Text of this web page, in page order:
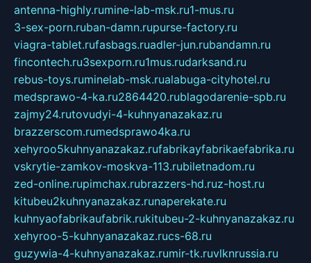
antenna-highly.rumine-lab-msk.ru1-mus.ru
3-sex-porn.ruban-damn.rupurse-factory.ru
viagra-tablet.rufasbags.ruadler-jun.rubandamn.ru
fincontech.ru3sexporn.ru1mus.rudarksand.ru
rebus-toys.ruminelab-msk.rualabuga-cityhotel.ru
medsprawo-4-ka.ru2864420.rublagodarenie-spb.ru
zajmy24.rutovudyi-4-kuhnyanazakaz.ru
brazzerscom.rumedsprawo4ka.ru
xehyroo5kuhnyanazakaz.rufabrikayfabrikaefabrika.ru
vskrytie-zamkov-moskva-113.rubiletnadom.ru
zed-online.rupimchax.rubrazzers-hd.ruz-host.ru
kitubeu2kuhnyanazakaz.runaperekate.ru
kuhnyaofabrikaufabrik.rukitubeu-2-kuhnyanazakaz.ru
xehyroo-5-kuhnyanazakaz.rucs-68.ru
guzywia-4-kuhnyanazakaz.rumir-tk.ruvlknrussia.ru